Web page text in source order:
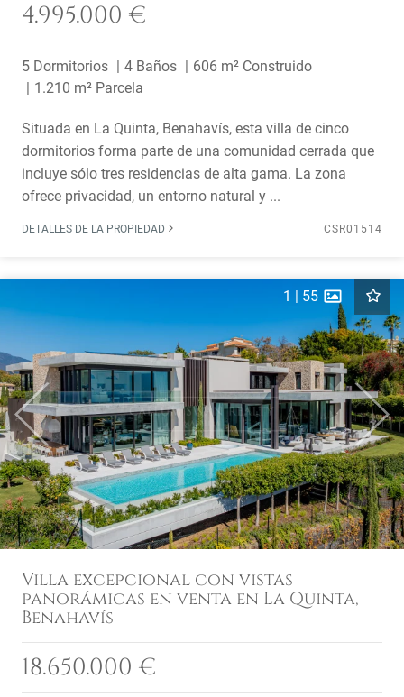
4.995.000 €
5 Dormitorios 4 Baños
606 m² Construido
1.210 m² Parcela
Situada en La Quinta, Benahavís, esta villa de cinco
dormitorios forma parte de una comunidad cerrada que
incluye sólo tres residencias de alta gama. La zona
ofrece privacidad, un entorno natural y ...
DETALLES DE LA PROPIEDAD CSR01514
Previous Next
1 | 55
Villa excepcional con vistas
panorámicas en venta en La Quinta,
Benahavís
18.650.000 €